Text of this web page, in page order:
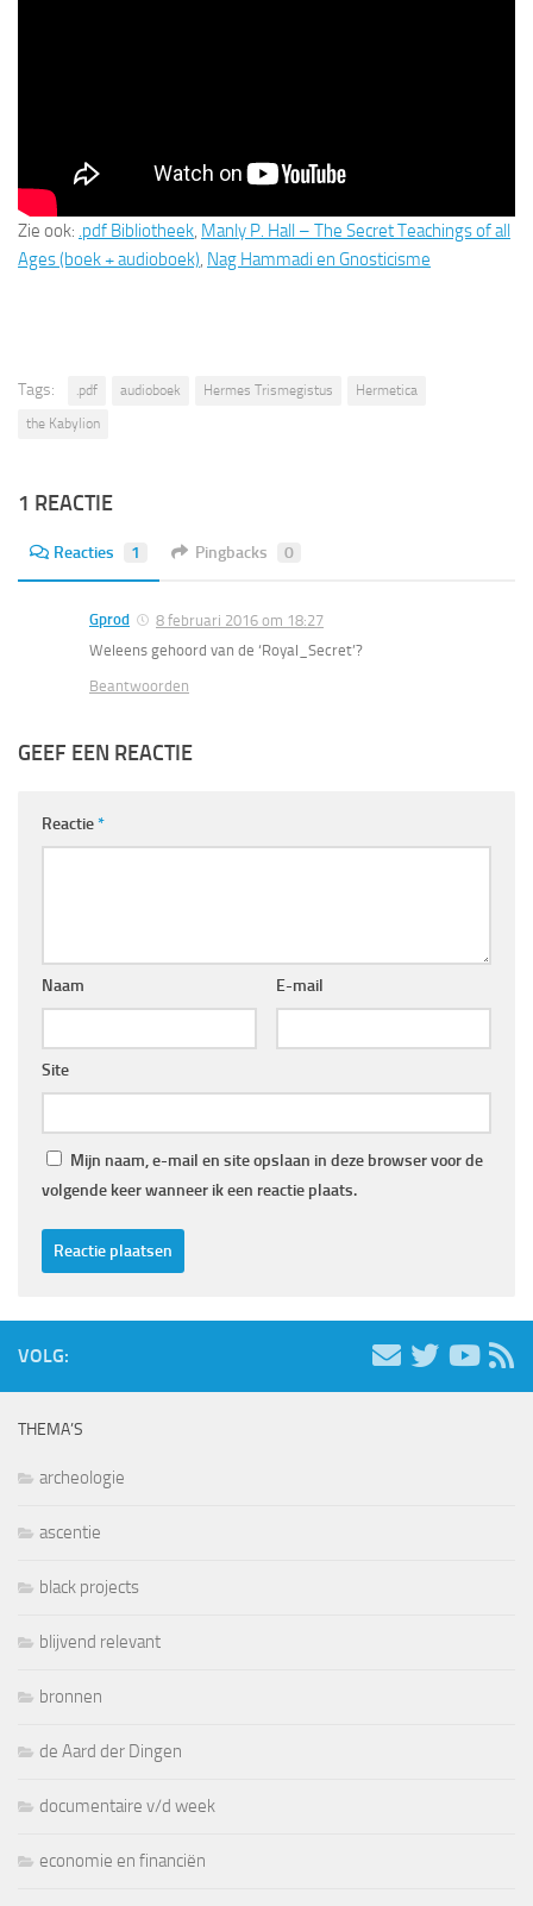
Zie ook: .pdf Bibliotheek, Manly P. Hall – The Secret Teachings of all
Ages (boek + audioboek), Nag Hammadi en Gnosticisme
Tags: .pdf audioboek Hermes Trismegistus
Hermetica
the Kabylion
1 REACTIE
Reacties 1 Pingbacks 0
Gprod
8 februari 2016 om 18:27
Weleens gehoord van de ‘Royal_Secret’?
Beantwoorden
GEEF EEN REACTIE
Reactie*
Naam E-mail
Site
Mijn naam, e-mail en site opslaan in deze browser voor de
volgende keer wanneer ik een reactie plaats.
VOLG:
THEMA’S
archeologie
ascentie
black projects
blijvend relevant
bronnen
de Aard der Dingen
documentaire v/d week
economie en financiën